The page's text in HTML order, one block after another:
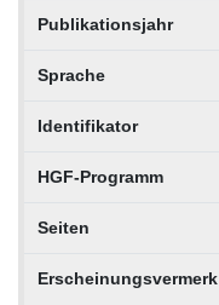
Publikationsjahr
Sprache
Identifikator
HGF-Programm
Seiten
Erscheinungsvermerk